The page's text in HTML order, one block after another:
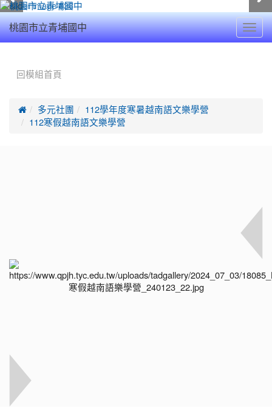
桃園市立青埔國中
回模組首頁
 多元社團
112學年度寒暑越南語文樂學營
112寒假越南語文樂學營